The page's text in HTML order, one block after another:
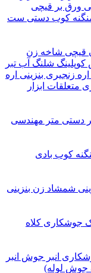
بر قیچی
کوب دستیست
شاخه زن
شلنگ آبتبر
بنزینیاره
ابزار
متر مهندسی
بادی
زن بنزینی
کلاه
انبر جوشانبر
لوله)